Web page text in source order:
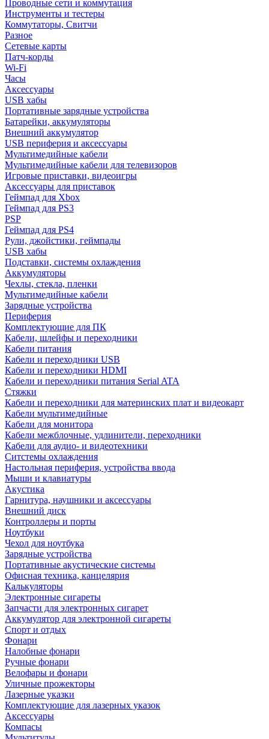
Проводные сети и коммутация
Инструменты и тестеры
Коммутаторы, Свитчи
Разное
Сетевые карты
Патч-корды
Wi-Fi
Часы
Аксессуары
USB хабы
Портативные зарядные устройства
Батарейки, аккумуляторы
Внешний аккумулятор
USB периферия и аксессуары
Мультимедийные кабели
Мультимедийные кабели для телевизоров
Игровые приставки, видеоигры
Аксессуары для приставок
Геймпад для Xbox
Геймпад для PS3
PSP
Геймпад для PS4
Рули, джойстики, геймпады
USB хабы
Подставки, системы охлаждения
Аккумуляторы
Чехлы, стекла, пленки
Мультимедийные кабели
Зарядные устройства
Периферия
Комплектующие для ПК
Кабели, шлейфы и переходники
Кабели питания
Кабели и переходники USB
Кабели и переходники HDMI
Кабели и переходники питания Serial ATA
Стяжки
Кабели и переходники для материнских плат и видеокарт
Кабели мультимедийные
Кабели для монитора
Кабели межблочные, удлинители, переходники
Кабели для аудио- и видеотехники
Ситстемы охлаждения
Настольная периферия, устройства ввода
Мыши и клавиатуры
Акустика
Гарнитура, наушники и аксессуары
Внешний диск
Контроллеры и порты
Ноутбуки
Чехол для ноутбука
Зарядные устройства
Портативные акустические системы
Офисная техника, канцелярия
Калькуляторы
Электронные сигареты
Запчасти для электронных сигарет
Аккумулятор для электронной сигареты
Спорт и отдых
Фонари
Налобные фонари
Ручные фонари
Велофары и фонари
Уличные прожекторы
Лазерные указки
Комплектующие для лазерных указок
Аксессуары
Компасы